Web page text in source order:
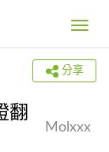
Toggle
分享
翻
Molxxx